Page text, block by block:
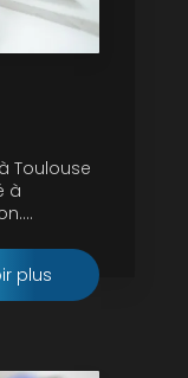
Toulouse
à
plus